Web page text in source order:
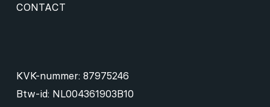
CONTACT
KVK-nummer: 87975246
Btw-id: NL004361903B10